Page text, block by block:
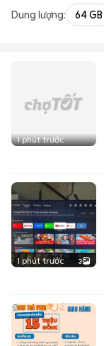
Dung lượng: 64 GB
1 phút trước
1 phút trước 3